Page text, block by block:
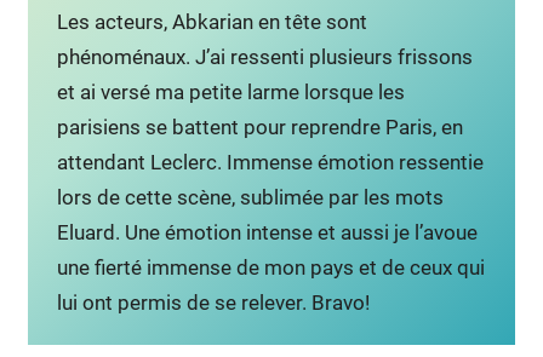
Les acteurs, Abkarian en tête sont
phénoménaux. J’ai ressenti plusieurs frissons
et ai versé ma petite larme lorsque les
parisiens se battent pour reprendre Paris, en
attendant Leclerc. Immense émotion ressentie
lors de cette scène, sublimée par les mots
Eluard. Une émotion intense et aussi je l’avoue
une fierté immense de mon pays et de ceux qui
lui ont permis de se relever. Bravo!